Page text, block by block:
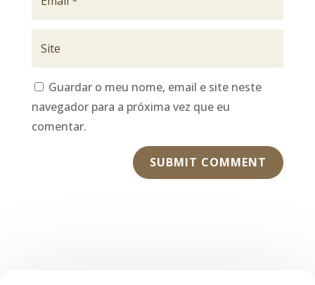
Guardar o meu nome, email e site neste
navegador para a próxima vez que eu
comentar.
SUBMIT COMMENT